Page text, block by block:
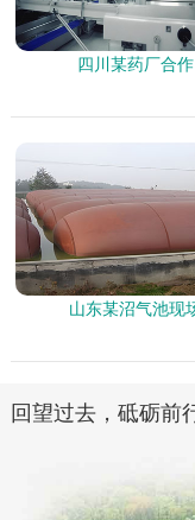
四川某药厂合作
山东某沼气池现
回望过去，砥砺前